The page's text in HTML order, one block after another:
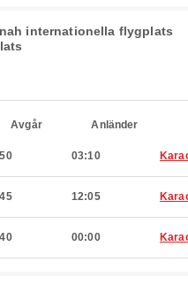
internationella flygplats
Avgår Anländer
03:10
12:05
00:00